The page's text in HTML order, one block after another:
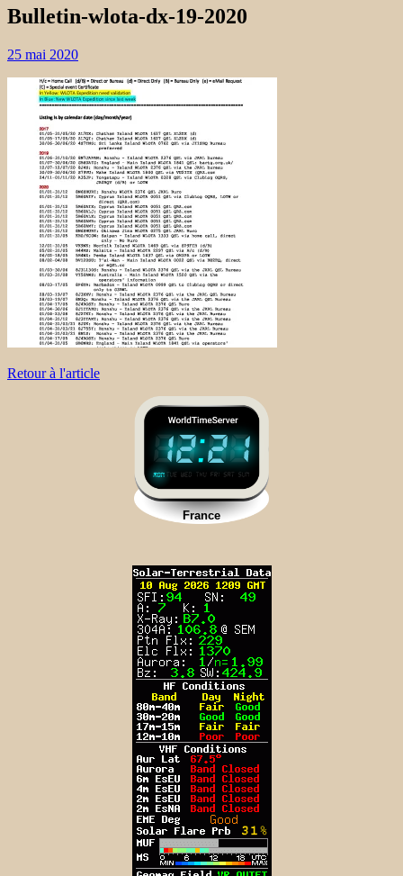
Bulletin-wlota-dx-19-2020
25 mai 2020
Retour à l'article